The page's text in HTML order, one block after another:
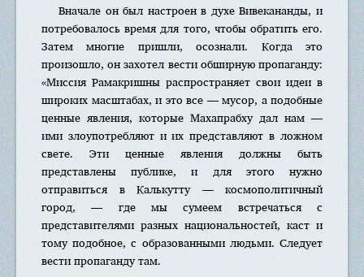
Вначале он был настроен в духе Вивекананды, и
потребовалось время для того, чтобы обратить его.
Затем многие пришли, осознали. Когда это
произошло, он захотел вести обширную пропаганду:
«Миссия Рамакришны распространяет свои идеи в
широких масштабах, и это все — мусор, а подобные
ценные явления, которые Махапрабху дал нам —
ими злоупотребляют и их представляют в ложном
свете. Эти ценные явления должны быть
представлены публике, и для этого нужно
отправиться в Калькутту — космополитичный
город, — где мы сумеем встречаться с
представителями разных национальностей, каст и
тому подобное, с образованными людьми. Следует
вести пропаганду там.